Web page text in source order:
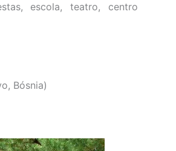
escola, teatro, centro
Bósnia)